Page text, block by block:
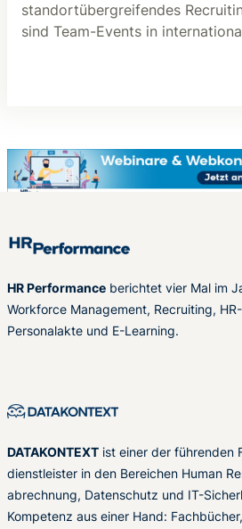
standortübergreifendes
sind Team-Events in
HR Performance berichtet vier Mal im
Workforce Management, Recruiting,
Personalakte und E-Learning.
DATAKONTEXT ist einer der führenden
dienstleister in den Bereichen Human
abrechnung, Datenschutz und IT-
Kompetenz aus einer Hand: